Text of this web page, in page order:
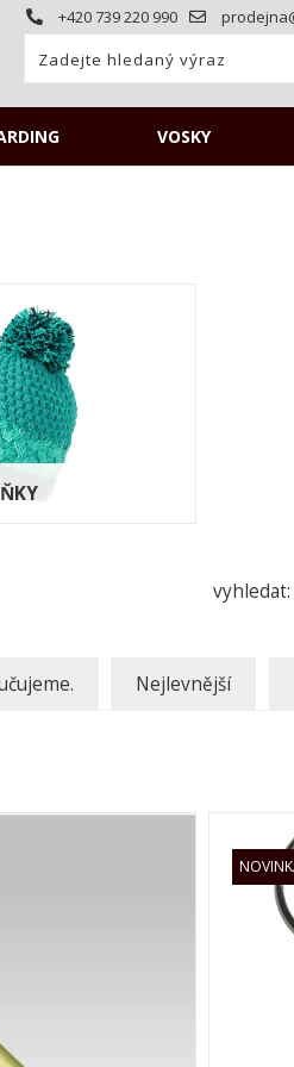
+420 739 220 990
VOSKY
vyhledat:
Nejlevnější